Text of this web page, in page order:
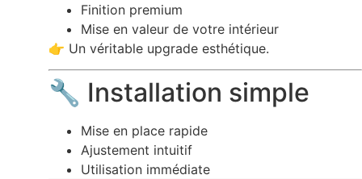
Finition premium
Mise en valeur de votre intérieur
👉 Un véritable upgrade esthétique.
🔧 Installation simple
Mise en place rapide
Ajustement intuitif
Utilisation immédiate